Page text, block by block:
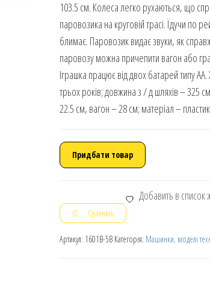
103.5 см. Колеса легко рухаються, що
паровозика на круговій трасі. Їдучи по
блимає. Паровозик видає звуки, як
паровозу можна причепити вагон або
Іграшка працює від двох батарей типу АА.
трьох років; довжина з / д шляхів – 325
22.5 см, вагон – 28 см; матеріал –
Придбати товар
Добавить в список
Сравнить
Артикул: 1601B-5B Категорія: Машинки, моделі